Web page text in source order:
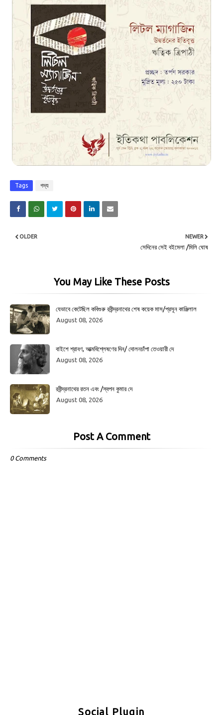
Tags গদ্য
NEWER
সেদিনের সেই বইমেলা /মিলি ঘোষ
OLDER
You May Like These Posts
যেভাবে কেটেছিল কবিগুরু রবীন্দ্রনাথের শেষ কয়েক মাস/প্রসূন কাঞ্জিলাল
August 08, 2026
বাইশে শ্রাবণ, আত্মবিশ্লেষণের দিন/ দোলনচাঁপা তেওয়ারী দে
August 08, 2026
রবীন্দ্রনাথের রতন এবং /স্বপন কুমার দে
August 08, 2026
Post A Comment
0 Comments
Social Plugin